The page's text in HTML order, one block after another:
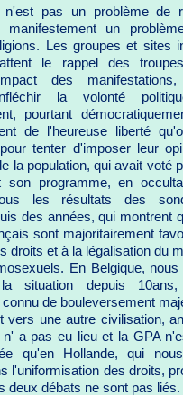
n'est pas un problème de
un
Les groupes et sites
le rappel des
des
la volonté
pourtant
de l'heureuse liberté
tenter d'imposer leur
la population, qui avait voté
son programme, en
les résultats des
des années, qui montrent
sont majoritairement
droits et à la légalisation du
En Belgique, nous
la situation depuis
de bouleversement
vers une autre civilisation,
n' a pas eu lieu et la GPA
qu'en Hollande, qui
l'uniformisation des droits,
deux débats ne sont pas liés.